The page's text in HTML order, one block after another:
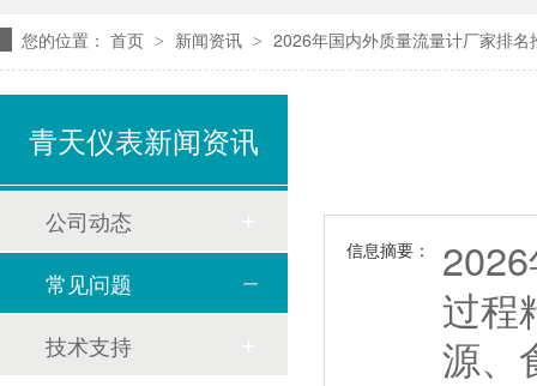
您的位置： 首页 > 新闻资讯 > 2026年国内外质量流量计厂家排名
信息摘要：
过程
源、
青天仪表新闻资讯
公司动态
常见问题
技术支持